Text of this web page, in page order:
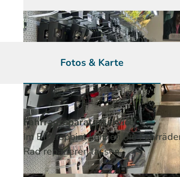
Fotos & Karte
Fahrradreparaturservice
Im Bikerspoint können Sie
Rad reparieren lassen.